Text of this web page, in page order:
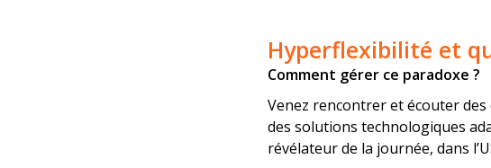
Hyperflexibilité et
Comment gérer ce paradoxe ?
Venez rencontrer et écouter
des solutions technologiques
révélateur de la journée, dans